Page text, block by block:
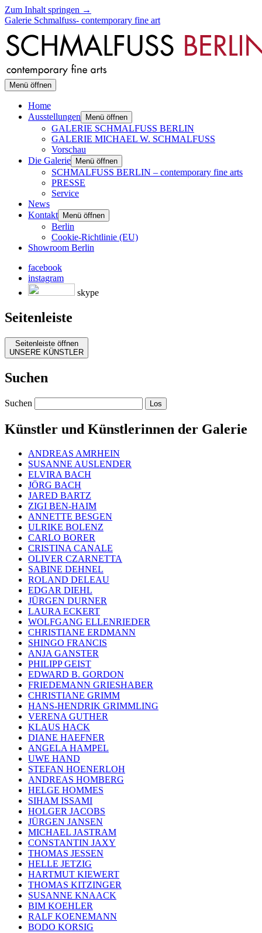
Zum Inhalt springen →
Galerie Schmalfuss- contemporary fine art
Menü öffnen
Home
Ausstellungen
Menü öffnen
GALERIE SCHMALFUSS BERLIN
GALERIE MICHAEL W. SCHMALFUSS
Vorschau
Die Galerie
Menü öffnen
SCHMALFUSS BERLIN – contemporary fine arts
PRESSE
Service
News
Kontakt
Menü öffnen
Berlin
Cookie-Richtlinie (EU)
Showroom Berlin
facebook
instagram
skype
Seitenleiste
Seitenleiste öffnen
UNSERE KÜNSTLER
Suchen
Suchen
Künstler und Künstlerinnen der Galerie
ANDREAS AMRHEIN
SUSANNE AUSLENDER
ELVIRA BACH
JÖRG BACH
JARED BARTZ
ZIGI BEN-HAIM
ANNETTE BESGEN
ULRIKE BOLENZ
CARLO BORER
CRISTINA CANALE
OLIVER CZARNETTA
SABINE DEHNEL
ROLAND DELEAU
EDGAR DIEHL
JÜRGEN DURNER
LAURA ECKERT
WOLFGANG ELLENRIEDER
CHRISTIANE ERDMANN
SHINGO FRANCIS
ANJA GANSTER
PHILIPP GEIST
EDWARD B. GORDON
FRIEDEMANN GRIESHABER
CHRISTIANE GRIMM
HANS-HENDRIK GRIMMLING
VERENA GUTHER
KLAUS HACK
DIANE HAEFNER
ANGELA HAMPEL
UWE HAND
STEFAN HOENERLOH
ANDREAS HOMBERG
HELGE HOMMES
SIHAM ISSAMI
HOLGER JACOBS
JÜRGEN JANSEN
MICHAEL JASTRAM
CONSTANTIN JAXY
THOMAS JESSEN
HELLE JETZIG
HARTMUT KIEWERT
THOMAS KITZINGER
SUSANNE KNAACK
BIM KOEHLER
RALF KOENEMANN
BODO KORSIG